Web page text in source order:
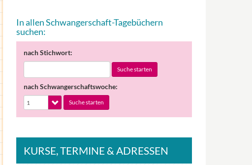
In allen Schwangerschaft-Tagebüchern
suchen:
nach Stichwort:
Suche starten
nach Schwangerschaftswoche:
Suche starten
KURSE, TERMINE & ADRESSEN